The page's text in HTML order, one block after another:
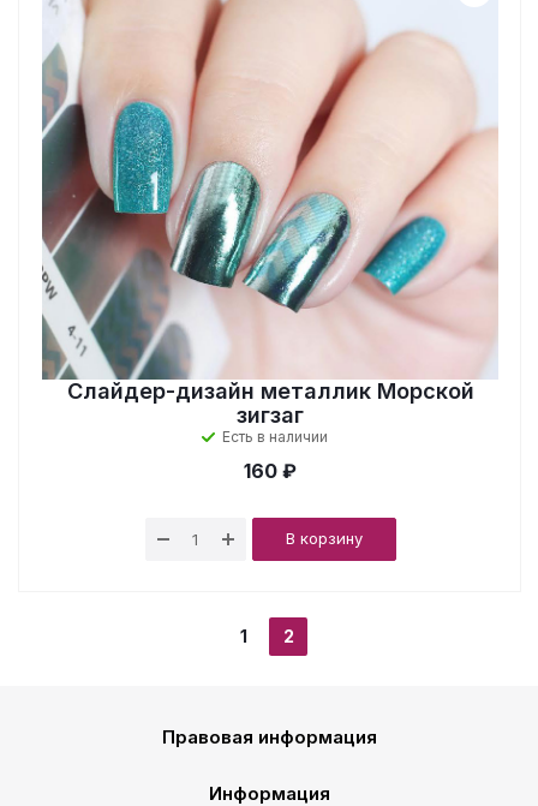
Слайдер-дизайн металлик Морской
зигзаг
Есть в наличии
160 ₽
В корзину
1 2
Правовая информация
Информация